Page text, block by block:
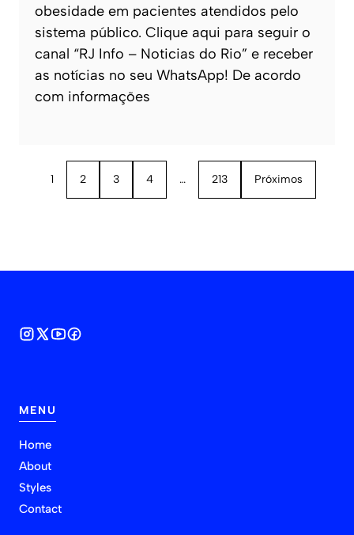
obesidade em pacientes atendidos pelo
sistema público. Clique aqui para seguir o
canal “RJ Info – Noticias do Rio” e receber
as notícias no seu WhatsApp! De acordo
com informações
1 2 3 4 … 213 Próximos
MENU
Home
About
Styles
Contact